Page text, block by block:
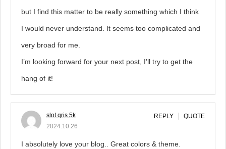
but I find this matter to be really something which I think
I would never understand. It seems too complicated and
very broad for me.
I’m looking forward for your next post, I’ll try to get the
hang of it!
slot qris 5k
2024.10.26
REPLY QUOTE
I absolutely love your blog.. Great colors & theme.